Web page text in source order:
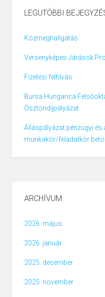
LEGUTÓBBI
Közmeghallgatás
Versenyképes Járások
Fizetési felhívás
Bursa Hungarica
Ösztöndíjpályázat
Álláspályázat pénzügyi és
munkakör/feladatkör
ARCHÍVUM
2026. május
2026. január
2025. december
2025. november